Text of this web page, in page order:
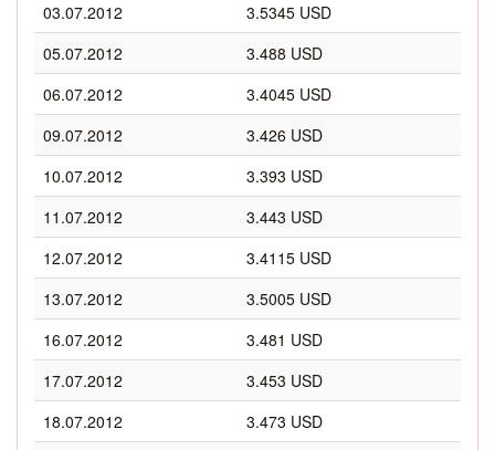
03.07.2012
3.5345 USD
05.07.2012
3.488 USD
06.07.2012
3.4045 USD
09.07.2012
3.426 USD
10.07.2012
3.393 USD
11.07.2012
3.443 USD
12.07.2012
3.4115 USD
13.07.2012
3.5005 USD
16.07.2012
3.481 USD
17.07.2012
3.453 USD
18.07.2012
3.473 USD